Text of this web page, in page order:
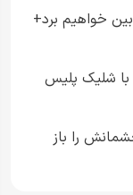
بین خواهیم برد+
با شلیک پلیس
را باز